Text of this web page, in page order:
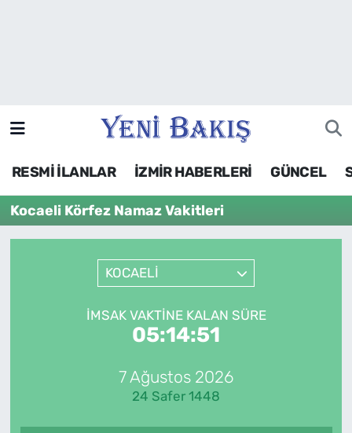
RESMİ İLANLAR İZMİR HABERLERİ GÜNCEL
Kocaeli Körfez Namaz Vakitleri
KOCAELİ
İMSAK VAKTINE KALAN SÜRE
05:14:51
7 Ağustos 2026
24 Safer 1448
Siyaset
Asayiş / Polis-Adliye